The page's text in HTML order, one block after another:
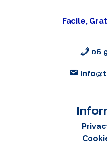
Facile,
06